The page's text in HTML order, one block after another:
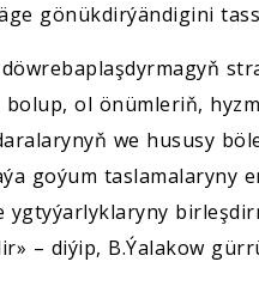
gönükdirýändigini
bolup, ol önümleriň,
we hususy
goýum taslamalaryny
– diýip, B.Ýalakow